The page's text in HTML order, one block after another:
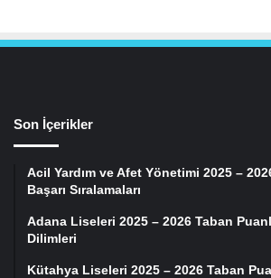
Son İçerikler
Acil Yardım ve Afet Yönetimi 2025 –
Başarı Sıralamaları
Adana Liseleri 2025 – 2026 Taban
Dilimleri
Kütahya Liseleri 2025 – 2026 Taban